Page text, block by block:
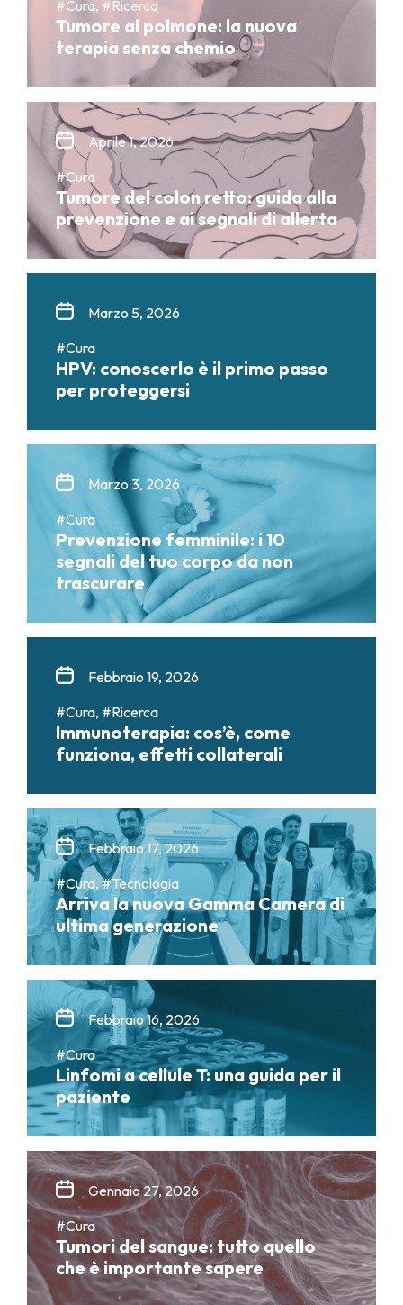
#Cura, #Ricerca
Tumore al polmone: la nuova
terapia senza chemio
Aprile 1, 2026
#Cura
Tumore del colon retto: guida alla
prevenzione e ai segnali di allerta
Marzo 5, 2026
#Cura
HPV: conoscerlo è il primo passo
per proteggersi
Marzo 3, 2026
#Cura
Prevenzione femminile: i 10
segnali del tuo corpo da non
trascurare
Febbraio 19, 2026
#Cura, #Ricerca
Immunoterapia: cos’è, come
funziona, effetti collaterali
Febbraio 17, 2026
#Cura, #Tecnologia
Arriva la nuova Gamma Camera di
ultima generazione
Febbraio 16, 2026
#Cura
Linfomi a cellule T: una guida per il
paziente
Gennaio 27, 2026
#Cura
Tumori del sangue: tutto quello
che è importante sapere